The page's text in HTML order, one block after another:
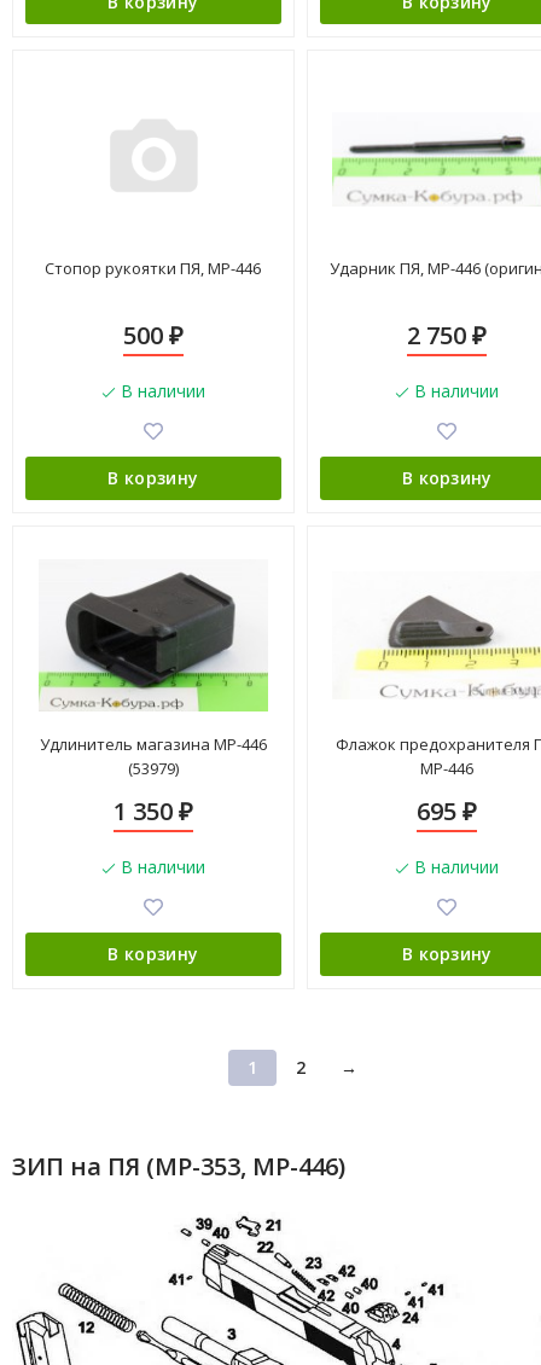
Стопор рукоятки ПЯ, МР-446
500 ₽
В наличии
В корзину
Ударник ПЯ, МР-446
2 750₽
В наличии
В корзину
Удлинитель магазина МР-446
(53979)
1 350 ₽
В наличии
В корзину
Флажок предохранителя
МР-446
695₽
В наличии
В корзину
1 2 →
ЗИП на ПЯ (МР-353, МР-446)